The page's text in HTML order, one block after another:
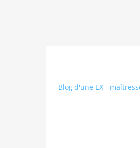
Blog d'une EX -